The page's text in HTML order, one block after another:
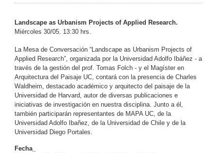
Landscape as Urbanism Projects of Applied Research.
Miércoles 30/05. 13:30 hrs.
La Mesa de Conversación “Landscape as Urbanism Projects of
Applied Research”, organizada por la Universidad Adolfo Ibáñez - a
través de la gestión del prof. Tomas Folch - y el Magíster en
Arquitectura del Paisaje UC, contará con la presencia de Charles
Waldheim, destacado académico y arquitecto del paisaje de la
Universidad de Harvard, autor de diversas publicaciones e
iniciativas de investigación en nuestra disciplina. Junto a él,
también participarán representantes de MAPA UC, de la
Universidad Adolfo Ibañez, de la Universidad de Chile y de la
Universidad Diego Portales.
Fecha_